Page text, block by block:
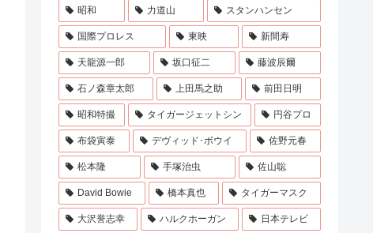
昭和 力道山 スタンハンセン
国際プロレス 東映 新間寿
天龍源一郎 坂口征二 藤波辰爾
石ノ森章太郎 上田馬之助 前田日明
昭和特撮 タイガージェットシン 円谷プロ
布袋寅泰 デヴィッド･ボウイ 佐野元春
松本隆 手塚治虫 佐山聡
David Bowie 橋本真也 タイガーマスク
大沢誉志幸 ハルクホーガン 日本テレビ